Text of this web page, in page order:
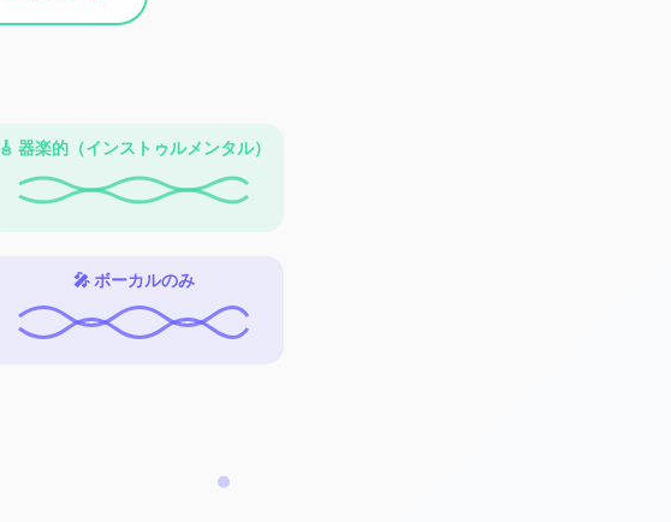
🎸 器楽的（インストゥルメンタル）
🎤 ボーカルのみ